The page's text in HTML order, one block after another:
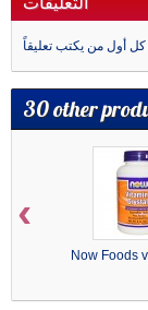
30 other
Now Foods
‹